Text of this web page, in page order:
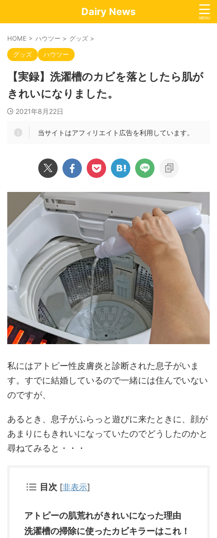
Dairy News
HOME > ハウツー > グッズ >
グッズ ハウツー
【実録】洗濯槽のカビを落としたら肌が
きれいになりました。
2021年8月22日
当サイトはアフィリエイト広告を利用しています。
私にはアトピー性皮膚炎と診断された息子がいま
す。すでに結婚しているので一緒には住んでいない
のですが、
あるとき、息子がふらっと遊びに来たときに、顔が
あまりにもきれいになっていたのでどうしたのかと
尋ねてみると・・・
目次 [非表示]
アトピーの肌荒れがきれいになった理由
洗濯槽の掃除に使ったカビキラーはこれ！